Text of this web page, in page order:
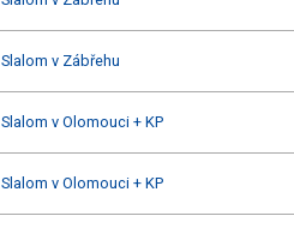
Slalom v Zábřehu
Slalom v Olomouci + KP
Slalom v Olomouci + KP